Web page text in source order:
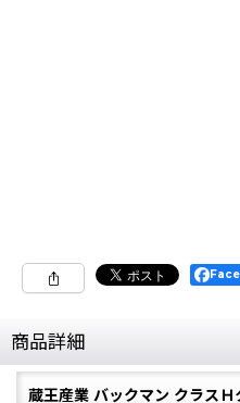
商品詳細
蔵王産業 バックマン クラス